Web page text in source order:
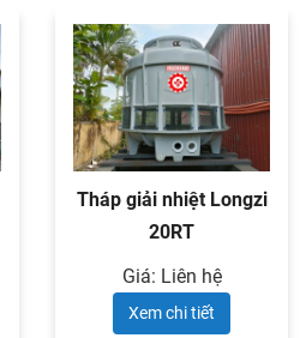
Tháp giải nhiệt Longzi
20RT
Giá: Liên hệ
Xem chi tiết